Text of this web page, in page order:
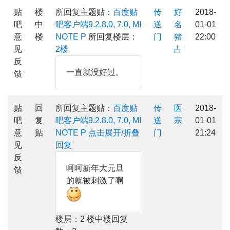
贴
吧
意
见
反
馈
楼
中
楼
所回复主题贴： 百度贴
吧客户端9.2.8.0, 7.0, MI
NOTE P 所回复楼层：
2楼
一直就没好过。
传
送
门
好
名
猪
占
2018-
01-01
22:00
贴
吧
意
见
反
馈
回
复
贴
所回复主题贴： 百度贴
吧客户端9.2.8.0, 7.0, MI
NOTE P 点击展开/折叠
回复
呵呵新年大元旦
的就被刺激了啊
楼层：2 楼中楼回复
传
送
门
医
宗
2018-
01-01
21:24